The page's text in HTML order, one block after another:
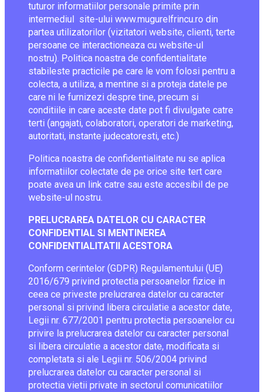
tuturor informatiilor personale primite prin
intermediul site-ului www.mugurelfrincu.ro din
partea utilizatorilor (vizitatori website, clienti, terte
persoane ce interactioneaza cu website-ul
nostru). Politica noastra de confidentialitate
stabileste practicile pe care le vom folosi pentru a
colecta, a utiliza, a mentine si a proteja datele pe
care ni le furnizezi despre tine, precum si
conditiile in care aceste date pot fi divulgate catre
terti (angajati, colaboratori, operatori de marketing,
autoritati, instante judecatoresti, etc.)
Politica noastra de confidentialitate nu se aplica
informatiilor colectate de pe orice site tert care
poate avea un link catre sau este accesibil de pe
website-ul nostru.
PRELUCRAREA DATELOR CU CARACTER
CONFIDENTIAL SI MENTINEREA
CONFIDENTIALITATII ACESTORA
Conform cerintelor (GDPR) Regulamentului (UE)
2016/679 privind protectia persoanelor fizice in
ceea ce priveste prelucrarea datelor cu caracter
personal si privind libera circulatie a acestor date,
Legii nr. 677/2001 pentru protectia persoanelor cu
privire la prelucrarea datelor cu caracter personal
si libera circulatie a acestor date, modificata si
completata si ale Legii nr. 506/2004 privind
prelucrarea datelor cu caracter personal si
protectia vietii private in sectorul comunicatiilor